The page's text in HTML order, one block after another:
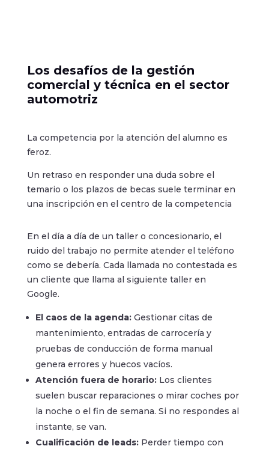
Los desafíos de la gestión
comercial y técnica en el sector
automotriz
La competencia por la atención del alumno es
feroz.
Un retraso en responder una duda sobre el
temario o los plazos de becas suele terminar en
una inscripción en el centro de la competencia
En el día a día de un taller o concesionario, el
ruido del trabajo no permite atender el teléfono
como se debería. Cada llamada no contestada es
un cliente que llama al siguiente taller en
Google.
El caos de la agenda:Gestionar citas de
mantenimiento, entradas de carrocería y
pruebas de conducción de forma manual
genera errores y huecos vacíos.
Atención fuera de horario:Los clientes
suelen buscar reparaciones o mirar coches por
la noche o el fin de semana. Si no respondes al
instante, se van.
Cualificación de leads:Perder tiempo con